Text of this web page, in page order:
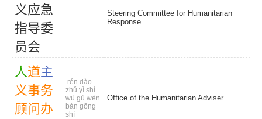
义应急
指导委
员会
Steering Committee for Humanitarian
Response
人道主
义事务
顾问办
rén dào
zhǔ yì shì
wù gù wèn
bàn gōng
shì
Office of the Humanitarian Adviser